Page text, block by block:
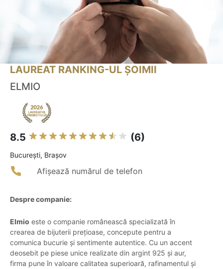
LAUREAT RANKING-UL ȘOIMII
ELMIO
8.5 (6)
Bucureşti, Brașov
Afișează numărul de telefon
Despre companie:
Elmio este o companie românească specializată în
crearea de bijuterii prețioase, concepute pentru a
comunica bucurie și sentimente autentice. Cu un accent
deosebit pe piese unice realizate din argint 925 și aur,
firma pune în valoare calitatea superioară, rafinamentul și